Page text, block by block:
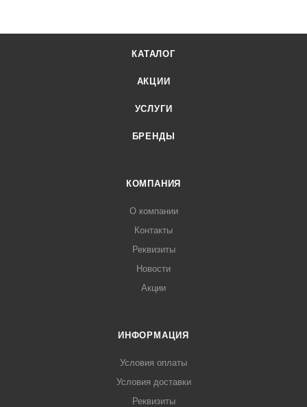
Диапазон рабочей температуры - 20°C - 270°C. Аварийный
320°C. Мощность верхних и нижних тэнов регулируется
КАТАЛОГ
АКЦИИ
УСЛУГИ
БРЕНДЫ
КОМПАНИЯ
О компании
Контакты
Реквизиты
Новости
Акции
ИНФОРМАЦИЯ
Условия оплаты
Условия доставки
Реквизиты